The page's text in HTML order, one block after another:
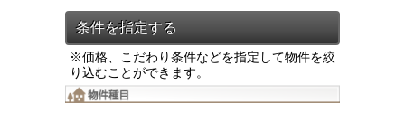
※価格、こだわり条件などを指定して物件を絞
り込むことができます。